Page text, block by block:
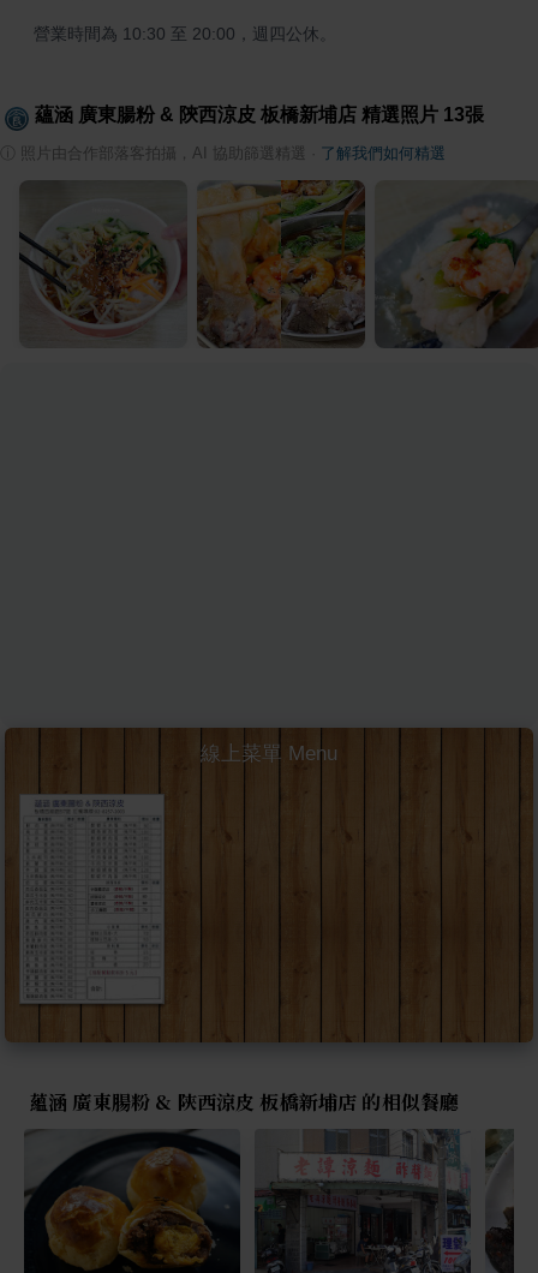
營業時間為 10:30 至 20:00，週四公休。
蘊涵 廣東腸粉 & 陝西涼皮 板橋新埔店 精選照片 13張
照片由合作部落客拍攝，AI 協助篩選精選 了解我們如何精選
線上菜單 Menu
蘊涵 廣東腸粉 & 陝西涼皮 板橋新埔店 的相似餐廳